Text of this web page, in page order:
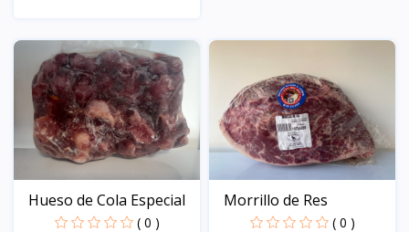
Vista
Hueso de Cola Especial
( 0 )
Morrillo de Res
( 0 )